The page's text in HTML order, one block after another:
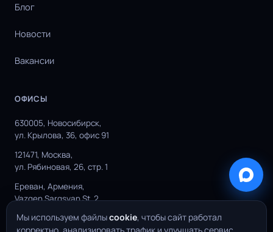
Блог
Новости
Вакансии
ОФИСЫ
630005, Новосибирск,
ул. Крылова, 36, офис 91
121471, Москва,
ул. Рябиновая, 26, стр. 1
Ереван, Армения,
Vazgen Sargsyan St. 2
Мы используем файлыcookie, чтобы сайт работал